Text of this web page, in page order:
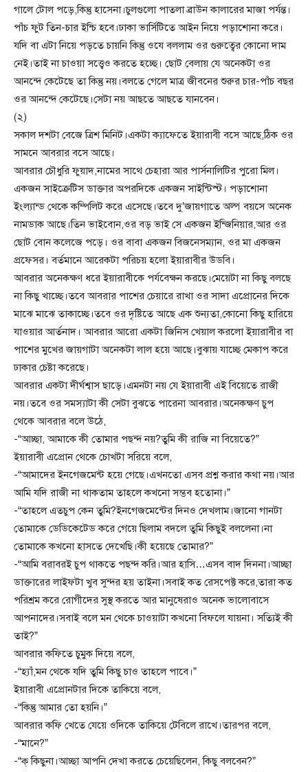
গালে টোল পড়ে,কিন্তু হাসেনা।চুলগুলো পাতলা ব্রাউন কালারের মাজা পর্যন্ত।
পাঁচ ফুট তিন-চার ইন্চি হবে।ঢাকা ভার্সিটিতে আইন নিয়ে পড়াশোনা করে।
যদি বা এটা নিয়ে পড়তে চায়নি কিন্তু ওযে বললাম ওর গুরুত্বের কোনো দাম
নেই।তাই না চাওয়া সত্ত্বেও করতে হচ্ছে। ছোট বেলায় যে অনেকটা ওর
আনন্দে কেটেছে তা কিন্তু নয়।বলতে গেলে মাত্র জীবনের শুরুর চার-পাঁচ বছর
ওর আনন্দে কেটেছে।সেটা নয় আছতে আছতে যানবেন।
(২)
সকাল দশটা বেজে ত্রিশ মিনিট।একটা ক্যাফেতে ইয়ারাবী বসে আছে,ঠিক ওর
সামনে আবরার বসে আছে।
আবরার চৌধুরি ফুয়াদ,নামের সাথে চেহারা আর পার্সনালিটির পুরো মিল।
একজন সাইক্রেটিস ডাক্তার অপরদিকে একজন সাইন্টিস্ট। পড়াশোনা
ইংল্যান্ড থেকে কম্পিলিট করে এসেছে।তবে দু’জায়গাতে অল্প বয়সে অনেক
নামডাক আছে।তিন ভাইবোন,ওর বড় ভাই সে একজন ইন্জিনিয়ার,আর ওর
ছোট বোন কলেজে পড়ে। ওর বাবা একজন বিজনেসম্যান, ওর মা একজন
প্রফেসর। বর্তমানে আরেকটা পরিচয় হলো ইয়ারাবীর উডবি।
আবরার অনেকক্ষণ ধরে ইয়ারাবীকে পর্যবেক্ষন করছে।মেয়েটা না কিছু বলছে
না কিছু খাচ্ছে।তবে আবরার পাশের চেয়ারে রাখা ওর সাদা এপ্রোনের দিকে
মাঝে মাঝে তাকাচ্ছে।তবে ওর দৃষ্টিতে আছে এক শুন্যতা,কোনো কিছু হারিয়ে
যাওয়ার আর্তনাদ। আবরার আরো একটা জিনিস খেয়াল করলো ইয়ারাবীর বা
পাশের মুখের জায়গাটা অনেকটা লাল হয়ে আছে।বুঝায় যাচ্ছে মেকাপ করে
ঢাকার চেষ্টা করেছে।
আবরার একটা দীর্ঘশ্বাস ছাড়ে।এমনটা নয় যে ইয়ারাবী এই বিয়েতে রাজী
নয়।তবে ওর সমস্যাটা কী সেটা বুঝতে পারেনা আবরার।অনেকক্ষণ চুপ
থেকে আবরার বলে উঠে,
-“আচ্ছা, আমাকে কী তোমার পছন্দ নয়?তুমি কী রাজি না বিয়েতে?”
ইয়ারাবী এপ্রোন থেকে চোখটা সরিয়ে বলে,
-“আমাদের ইনগেজমেন্ট হয়ে গেছে।এখনতো এসব প্রশ্ন করার কথা নয়।আর
আমি যদি রাজী না থাকতাম তাহলে কখনো সম্ভব হতোনা।”
-“তাহলে এতচুপ কেন তুমি?ইনগেজমেন্টের দিনও দেখলাম।জানো গানটা
তোমাকে ডেডিকেটেড করে গেয়ে ছিলাম বদলে তুমি কিছুই বললেনা।না
তোমাকে কখনো হাসতে দেখেছি।কী হয়েছে তোমার?”
-“আমি বরাবরই চুপ থাকতে পছন্দ করি।আর হাসি…এসব বাদ দিননা।আচ্ছা
ডাক্তারের লাইফটা খুব সুন্দর হয় তাইনা।সবাই কত রেসপেক্ট করে,তারা কত
পরিশ্রম করে রোগীদের সুস্থ করতে আর মানুষেরাও অনেক ভালোবাসে
আপনাদের।সবাই বলে মন থেকে চাওয়াটা কখনো বিফলে যায়না। সত্যিই কী
তাই?”
আবরার কফিতে চুমুক দিয়ে বলে,
-“হ্যাঁ,মন থেকে যদি তুমি কিছু চাও তাহলে পাবে।”
ইয়ারাবী এপ্রোনটার দিকে তাকিয়ে বলে,
-“কিন্তু আমার তো হয়নি।”
আবরার কফি খেতে যেয়ে ওদিকে তাকিয়ে টেবিলে রাখে।তারপর বলে,
-“মানে?”
-“ক্ কিছুনা।আচ্ছা আপনি দেখা করতে চেয়েছিলেন, কিছু বলবেন?”